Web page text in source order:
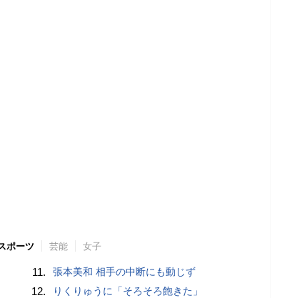
ポーツ 芸能 女子
11. 張本美和 相手の中断にも動じず
12. りくりゅうに「そろそろ飽きた」